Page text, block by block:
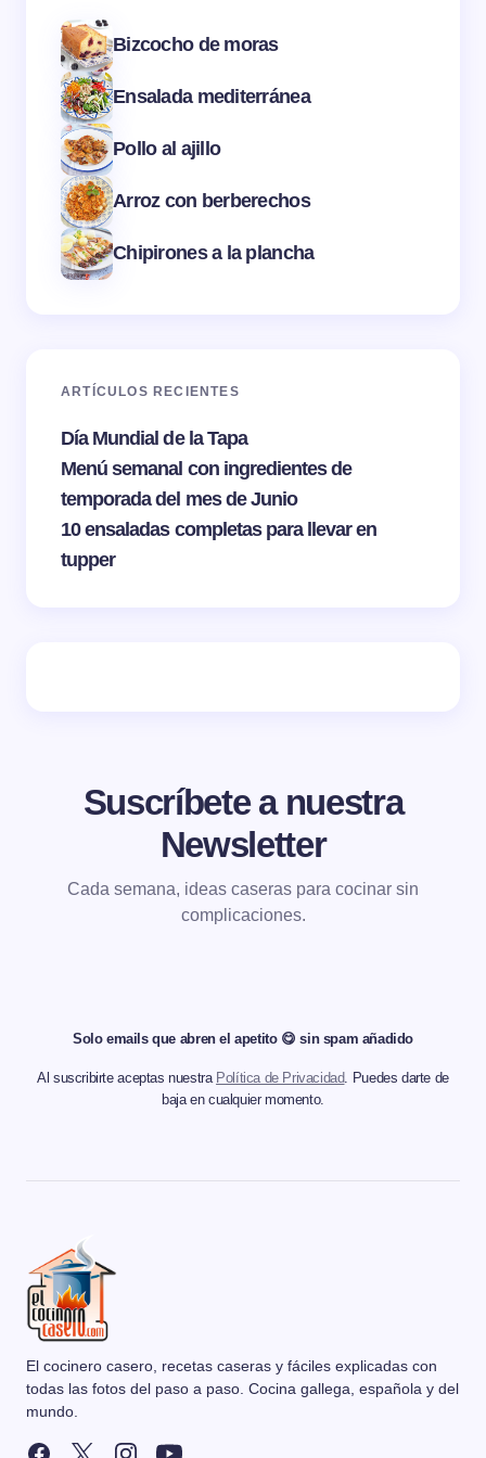
Bizcocho de moras
Ensalada mediterránea
Pollo al ajillo
Arroz con berberechos
Chipirones a la plancha
ARTÍCULOS RECIENTES
Día Mundial de la Tapa
Menú semanal con ingredientes de
temporada del mes de Junio
10 ensaladas completas para llevar en
tupper
Suscríbete a nuestra
Newsletter
Cada semana, ideas caseras para cocinar sin
complicaciones.
Solo emails que abren el apetito 😋 sin spam añadido
Al suscribirte aceptas nuestra Política de Privacidad. Puedes darte de
baja en cualquier momento.
El cocinero casero, recetas caseras y fáciles explicadas con
todas las fotos del paso a paso. Cocina gallega, española y del
mundo.